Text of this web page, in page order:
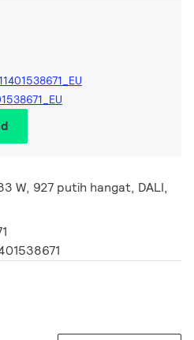
W, 927 putih hangat, DALI,